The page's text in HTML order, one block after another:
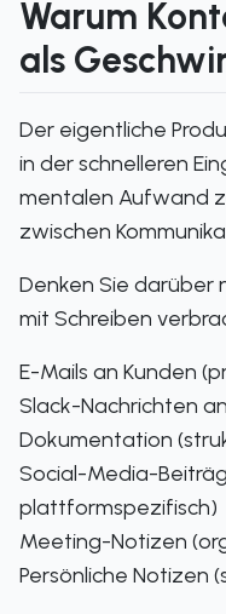
Warum
als
Der eigentliche
in der schnelleren
mentalen Aufwand
zwischen
Denken Sie darüber
mit Schreiben
E-Mails an Kunden
Slack-Nachrichten
Dokumentation
Social-Media-
plattformspezifisch)
Meeting-Notizen
Persönliche Notizen